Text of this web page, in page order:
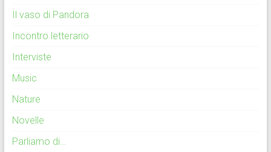
Il vaso di Pandora
Incontro letterario
Interviste
Music
Nature
Novelle
Parliamo di…